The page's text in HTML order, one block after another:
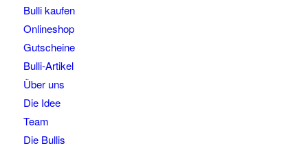
Bulli kaufen
Onlineshop
Gutscheine
Bulli-Artikel
Über uns
Die Idee
Team
Die Bullis